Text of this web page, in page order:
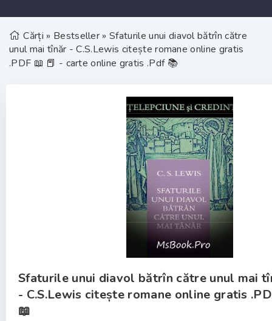
Cărți » Bestseller » Sfaturile unui diavol bătrîn către
unul mai tînăr - C.S.Lewis citește romane online gratis
.PDF 📖 📕 - carte online gratis .Pdf 📚
Sfaturile unui diavol bătrîn către unul mai
- C.S.Lewis citește romane online gratis
📖